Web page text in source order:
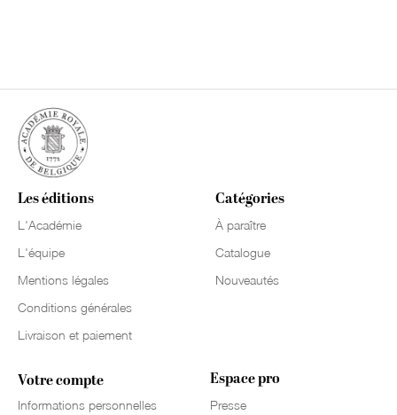
Les éditions
L'Académie
L'équipe
Mentions légales
Conditions générales
Livraison et paiement
Catégories
À paraître
Catalogue
Nouveautés
Votre compte
Informations personnelles
Espace pro
Presse